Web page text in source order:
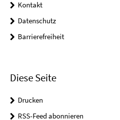
Kontakt
Datenschutz
Barrierefreiheit
Diese Seite
Drucken
RSS-Feed abonnieren